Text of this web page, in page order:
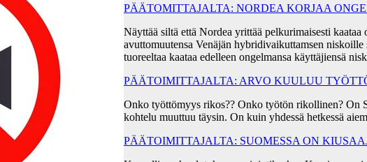
PÄÄTOMITTAJALTA: NORDEA KORJAA
Näyttää siltä että Nordea yrittää pelkurimaisesti
avuttomuutensa Venäjän hybridivaikuttamsen
tuoreeltaa kaataa edelleen ongelmansa käyttäjiensä
PÄÄTOIMITTAJALTA: ARVO KUULUU
Onko työttömyys rikos?? Onko työtön rikollinen? On
kohtelu muuttuu täysin. On kuin yhdessä hetkessä
PÄÄTOIMITTAJALTA: SUOMESSA ON